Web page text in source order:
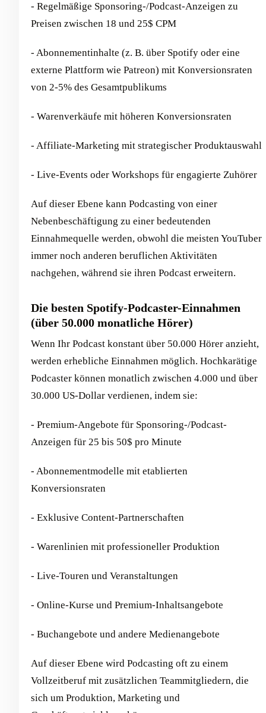
- Regelmäßige Sponsoring-/Podcast-Anzeigen zu
Preisen zwischen 18 und 25$ CPM
- Abonnementinhalte (z. B. über Spotify oder eine
externe Plattform wie Patreon) mit Konversionsraten
von 2-5% des Gesamtpublikums
- Warenverkäufe mit höheren Konversionsraten
- Affiliate-Marketing mit strategischer Produktauswahl
- Live-Events oder Workshops für engagierte Zuhörer
Auf dieser Ebene kann Podcasting von einer
Nebenbeschäftigung zu einer bedeutenden
Einnahmequelle werden, obwohl die meisten YouTuber
immer noch anderen beruflichen Aktivitäten
nachgehen, während sie ihren Podcast erweitern.
Die besten Spotify-Podcaster-Einnahmen
(über 50.000 monatliche Hörer)
Wenn Ihr Podcast konstant über 50.000 Hörer anzieht,
werden erhebliche Einnahmen möglich. Hochkarätige
Podcaster können monatlich zwischen 4.000 und über
30.000 US-Dollar verdienen, indem sie:
- Premium-Angebote für Sponsoring-/Podcast-
Anzeigen für 25 bis 50$ pro Minute
- Abonnementmodelle mit etablierten
Konversionsraten
- Exklusive Content-Partnerschaften
- Warenlinien mit professioneller Produktion
- Live-Touren und Veranstaltungen
- Online-Kurse und Premium-Inhaltsangebote
- Buchangebote und andere Medienangebote
Auf dieser Ebene wird Podcasting oft zu einem
Vollzeitberuf mit zusätzlichen Teammitgliedern, die
sich um Produktion, Marketing und